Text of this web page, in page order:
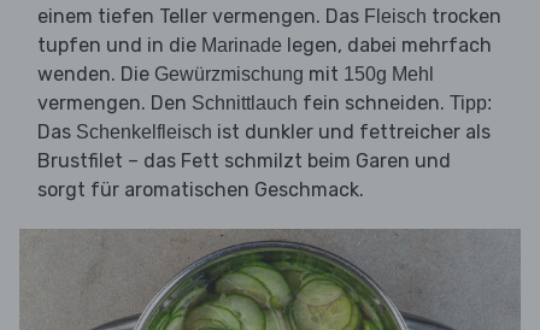
einem tiefen Teller vermengen. Das Fleisch trocken
tupfen und in die Marinade legen, dabei mehrfach
wenden. Die Gewürzmischung mit 150g Mehl
vermengen. Den Schnittlauch fein schneiden. Tipp:
Das Schenkelfleisch ist dunkler und fettreicher als
Brustfilet – das Fett schmilzt beim Garen und
sorgt für aromatischen Geschmack.